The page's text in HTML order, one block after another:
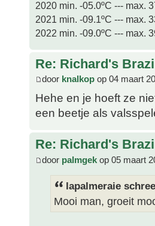
2020 min. -05.0ºC --- max.
2021 min. -09.1ºC --- max.
2022 min. -09.0ºC --- max.
Re: Richard's
door knalkop op 04 maart
Hehe en je hoeft ze
een beetje als
Re: Richard's
door palmgek op 05 maart
lapalmeraie
Mooi man, groeit